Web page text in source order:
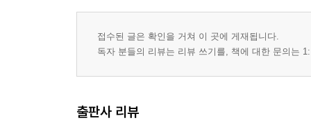
접수된 글은 확인을 거쳐 이 곳에 게재됩니다.
독자 분들의 리뷰는 리뷰 쓰기를, 책에 대한 문의는
출판사 리뷰